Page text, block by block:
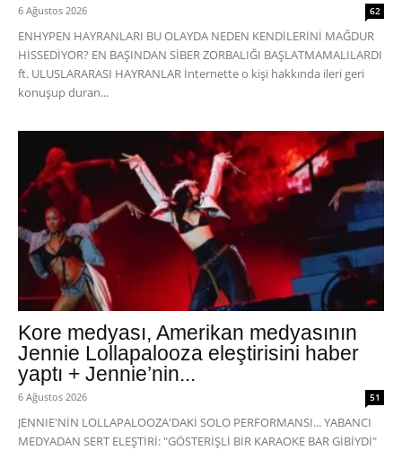
6 Ağustos 2026 62
ENHYPEN HAYRANLARI BU OLAYDA NEDEN KENDİLERİNİ MAĞDUR
HİSSEDİYOR? EN BAŞINDAN SİBER ZORBALIĞI BAŞLATMAMALILARDI
ft. ULUSLARARASI HAYRANLAR İnternette o kişi hakkında ileri geri
konuşup duran...
Kore medyası, Amerikan medyasının
Jennie Lollapalooza eleştirisini haber
yaptı + Jennie’nin...
6 Ağustos 2026 51
JENNIE'NİN LOLLAPALOOZA'DAKİ SOLO PERFORMANSI... YABANCI
MEDYADAN SERT ELEŞTİRİ: "GÖSTERİŞLİ BİR KARAOKE BAR GİBİYDİ"